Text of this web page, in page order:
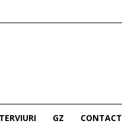
GZ CONTACT